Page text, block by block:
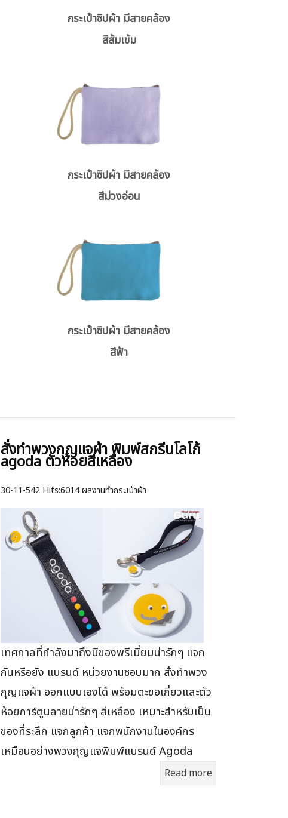
กระเป๋าซิปผ้า มีสายคล้อง
สีส้มเข้ม
กระเป๋าซิปผ้า มีสายคล้อง
สีม่วงอ่อน
กระเป๋าซิปผ้า มีสายคล้อง
สีฟ้า
สั่งทำพวงกุญแจผ้า พิมพ์สกรีนโลโก้
agoda ตัวห้อยสีเหลือง
30-11-542 Hits:6014 ผลงานทำกระเป๋าผ้า
เทศกาลที่กำลังมาถึงมีของพรีเมี่ยมน่ารักๆ แจก
กันหรือยัง แบรนด์ หน่วยงานชอบมาก สั่งทำพวง
กุญแจผ้า ออกแบบเองได้ พร้อมตะขอเกี่ยวและตัว
ห้อยการ์ตูนลายน่ารักๆ สีเหลือง เหมาะสำหรับเป็น
ของที่ระลึก แจกลูกค้า แจกพนักงานในองค์กร
เหมือนอย่างพวงกุญแจพิมพ์แบรนด์ Agoda
Read more